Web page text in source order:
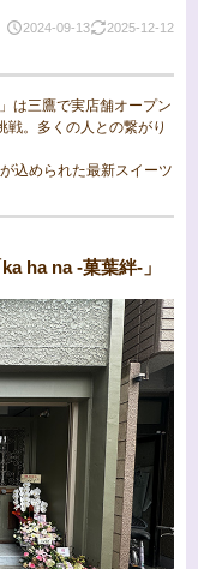
2024-09-13 2025-12-12
は三鷹で実店舗オープン
戦。多くの人との繋がり
込められた最新スイーツ
ha na -菓葉絆-」